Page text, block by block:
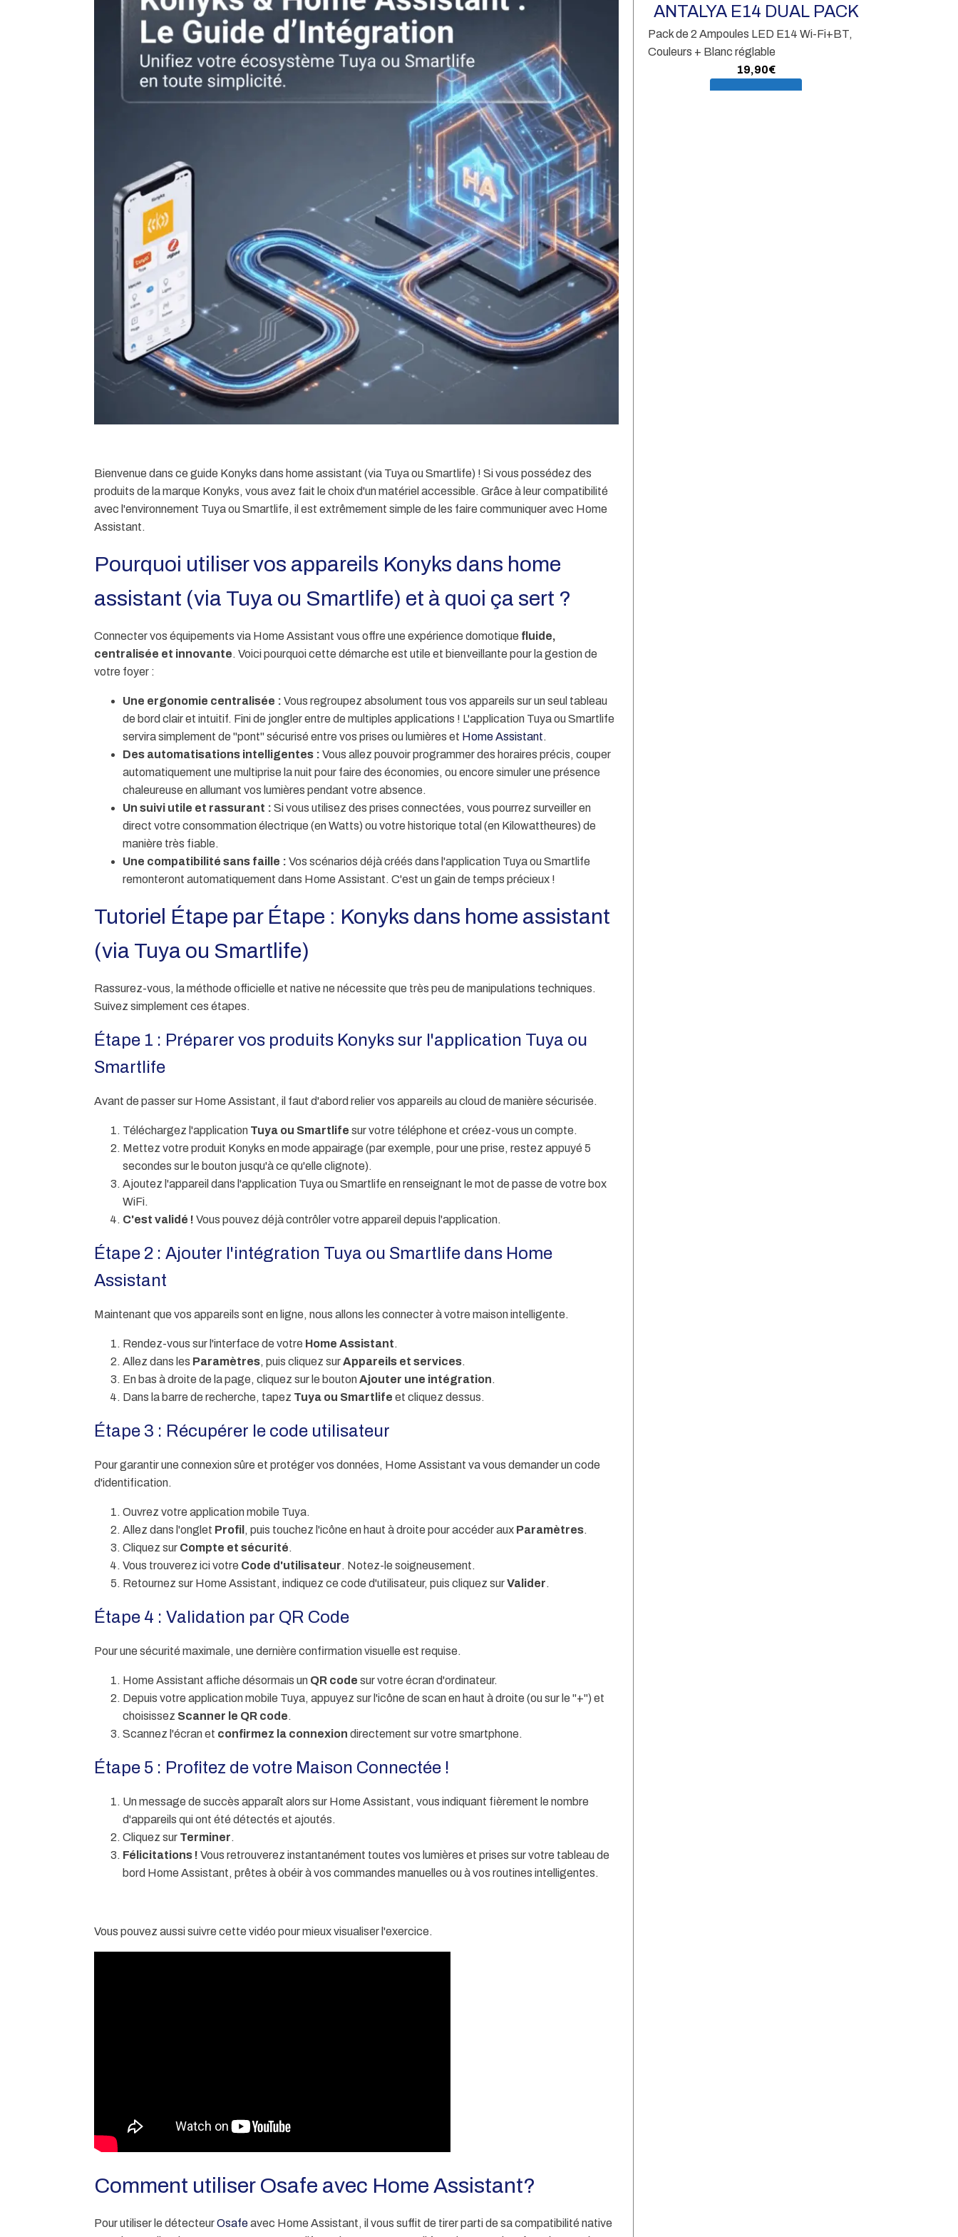
Bienvenue dans ce guide Konyks dans home assistant (via Tuya ou Smartlife) ! Si vous possédez des
produits de la marque Konyks, vous avez fait le choix d'un matériel accessible. Grâce à leur compatibilité
avec l'environnement Tuya ou Smartlife, il est extrêmement simple de les faire communiquer avec Home
Assistant.
Pourquoi utiliser vos appareils Konyks dans home
assistant (via Tuya ou Smartlife) et à quoi ça sert ?
Connecter vos équipements via Home Assistant vous offre une expérience domotique fluide,
centralisée et innovante. Voici pourquoi cette démarche est utile et bienveillante pour la gestion de
votre foyer :
Une ergonomie centralisée : Vous regroupez absolument tous vos appareils sur un seul tableau
de bord clair et intuitif. Fini de jongler entre de multiples applications ! L'application Tuya ou Smartlife
servira simplement de "pont" sécurisé entre vos prises ou lumières et Home Assistant.
Des automatisations intelligentes : Vous allez pouvoir programmer des horaires précis, couper
automatiquement une multiprise la nuit pour faire des économies, ou encore simuler une présence
chaleureuse en allumant vos lumières pendant votre absence.
Un suivi utile et rassurant : Si vous utilisez des prises connectées, vous pourrez surveiller en
direct votre consommation électrique (en Watts) ou votre historique total (en Kilowattheures) de
manière très fiable.
Une compatibilité sans faille : Vos scénarios déjà créés dans l'application Tuya ou Smartlife
remonteront automatiquement dans Home Assistant. C'est un gain de temps précieux !
Tutoriel Étape par Étape : Konyks dans home assistant
(via Tuya ou Smartlife)
Rassurez-vous, la méthode officielle et native ne nécessite que très peu de manipulations techniques.
Suivez simplement ces étapes.
Étape 1 : Préparer vos produits Konyks sur l'application Tuya ou
Smartlife
Avant de passer sur Home Assistant, il faut d'abord relier vos appareils au cloud de manière sécurisée.
Téléchargez l'application Tuya ou Smartlife sur votre téléphone et créez-vous un compte.
Mettez votre produit Konyks en mode appairage (par exemple, pour une prise, restez appuyé 5
secondes sur le bouton jusqu'à ce qu'elle clignote).
Ajoutez l'appareil dans l'application Tuya ou Smartlife en renseignant le mot de passe de votre box
WiFi.
C'est validé ! Vous pouvez déjà contrôler votre appareil depuis l'application.
Étape 2 : Ajouter l'intégration Tuya ou Smartlife dans Home
Assistant
Maintenant que vos appareils sont en ligne, nous allons les connecter à votre maison intelligente.
Rendez-vous sur l'interface de votre Home Assistant.
Allez dans les Paramètres, puis cliquez surAppareils et services.
En bas à droite de la page, cliquez sur le boutonAjouter une intégration.
Dans la barre de recherche, tapez Tuya ou Smartlife et cliquez dessus.
Étape 3 : Récupérer le code utilisateur
Pour garantir une connexion sûre et protéger vos données, Home Assistant va vous demander un code
d'identification.
Ouvrez votre application mobile Tuya.
Allez dans l'onglet Profil , puis touchez l'icône en haut à droite pour accéder aux Paramètres.
Cliquez sur Compte et sécurité.
Vous trouverez ici votre Code d'utilisateur. Notez-le soigneusement.
Retournez sur Home Assistant, indiquez ce code d'utilisateur, puis cliquez surValider.
Étape 4 : Validation par QR Code
Pour une sécurité maximale, une dernière confirmation visuelle est requise.
Home Assistant affiche désormais un QR code sur votre écran d'ordinateur.
Depuis votre application mobile Tuya, appuyez sur l'icône de scan en haut à droite (ou sur le "+") et
choisissez Scanner le QR code.
Scannez l'écran et confirmez la connexion directement sur votre smartphone.
Étape 5 : Profitez de votre Maison Connectée !
Un message de succès apparaît alors sur Home Assistant, vous indiquant fièrement le nombre
d'appareils qui ont été détectés et ajoutés.
Cliquez sur Terminer.
Félicitations ! Vous retrouverez instantanément toutes vos lumières et prises sur votre tableau de
bord Home Assistant, prêtes à obéir à vos commandes manuelles ou à vos routines intelligentes.
Vous pouvez aussi suivre cette vidéo pour mieux visualiser l'exercice.
Comment utiliser Osafe avec Home Assistant?
Pour utiliser le détecteurOsafeavec Home Assistant, il vous suffit de tirer parti de sa compatibilité native
ANTALYA E14 DUAL PACK
Pack de 2 Ampoules LED E14 Wi-Fi+BT,
Couleurs + Blanc réglable
19,90€